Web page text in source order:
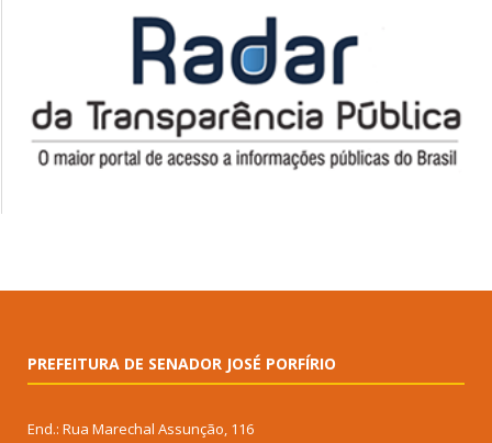
PREFEITURA DE SENADOR JOSÉ PORFÍRIO
End.: Rua Marechal Assunção, 116